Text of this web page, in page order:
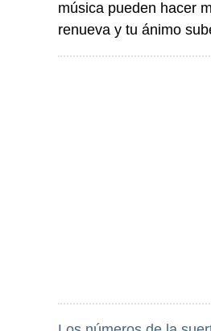
música pueden hacer
renueva y tu ánimo